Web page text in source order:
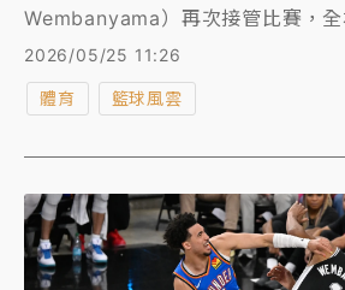
Wembanyama）再次接管比賽，
8籃板、5助攻、2抄截和3阻攻，帶
決賽前4戰，只要文班亞馬在場上，
2026/05/25 11:26
體育 籃球風雲